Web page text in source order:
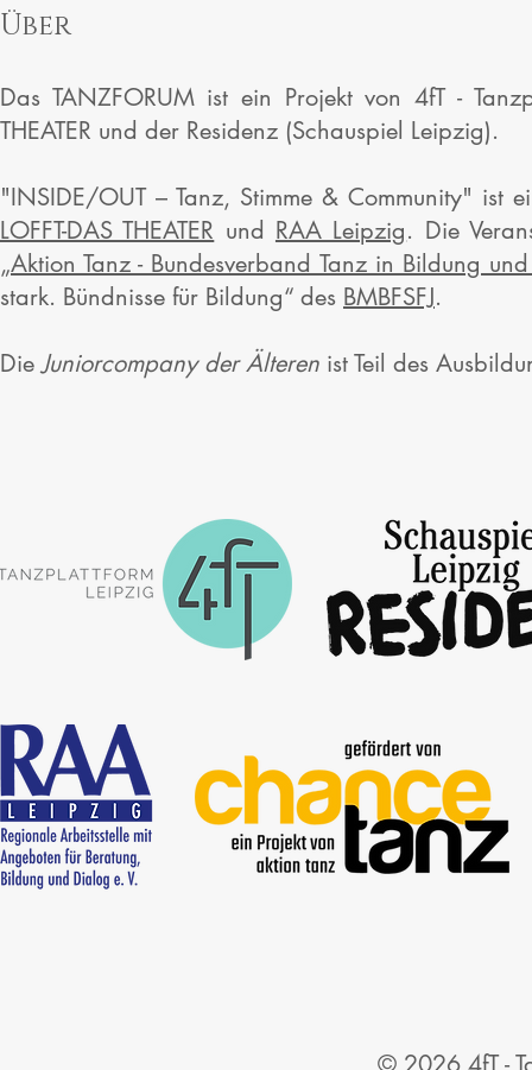
Über
Das TANZFORUM ist ein Projekt von 4fT -
THEATER und der Residenz (Schauspiel Leipzig).
"INSIDE/OUT – Tanz, Stimme & Community" ist
LOFFT-DAS THEATER und RAA Leipzig. Die
„Aktion Tanz - Bundesverband Tanz in Bildung
stark. Bündnisse für Bildung“ des BMBFSFJ.
DieJuniorcompany der Älteren ist Teil des